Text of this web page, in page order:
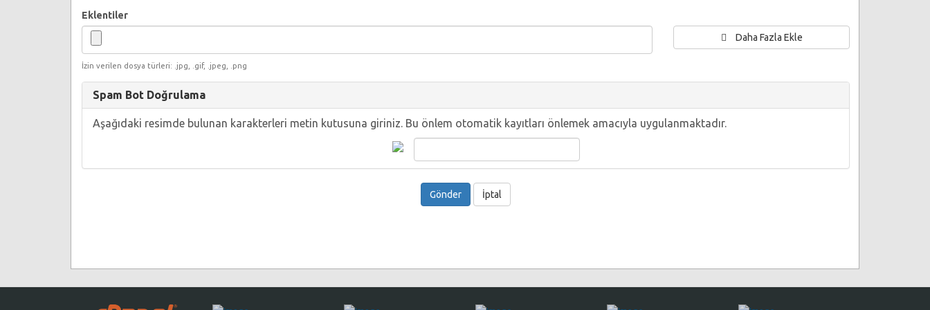
Eklentiler
Daha Fazla Ekle
İzin verilen dosya türleri: .jpg, .gif, .jpeg, .png
Spam Bot Doğrulama
Aşağıdaki resimde bulunan karakterleri metin kutusuna giriniz. Bu önlem otomatik kayıtları önlemek amacıyla uygulanmaktadır.
İptal